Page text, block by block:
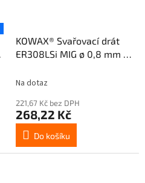
KOWAX® Svařovací drát
ER308LSi MIG ø 0,8 mm 5
Na dotaz
221,67 Kč bez DPH
268,22 Kč
Do košíku